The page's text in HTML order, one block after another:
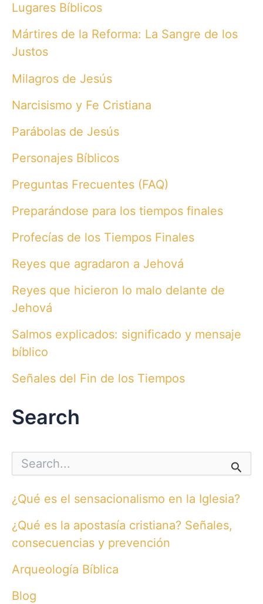
Lugares Bíblicos
Mártires de la Reforma: La Sangre de los
Justos
Milagros de Jesús
Narcisismo y Fe Cristiana
Parábolas de Jesús
Personajes Bíblicos
Preguntas Frecuentes (FAQ)
Preparándose para los tiempos finales
Profecías de los Tiempos Finales
Reyes que agradaron a Jehová
Reyes que hicieron lo malo delante de
Jehová
Salmos explicados: significado y mensaje
bíblico
Señales del Fin de los Tiempos
Search
c
f
o
¿Qué es el sensacionalismo en la Iglesia?
¿Qué es la apostasía cristiana? Señales,
consecuencias y prevención
Arqueología Bíblica
Blog